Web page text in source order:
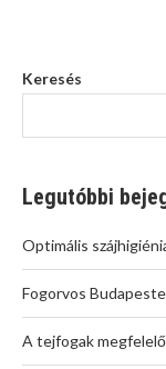
Keresés
Legutóbbi
Optimális
Fogorvos
A tejfogak